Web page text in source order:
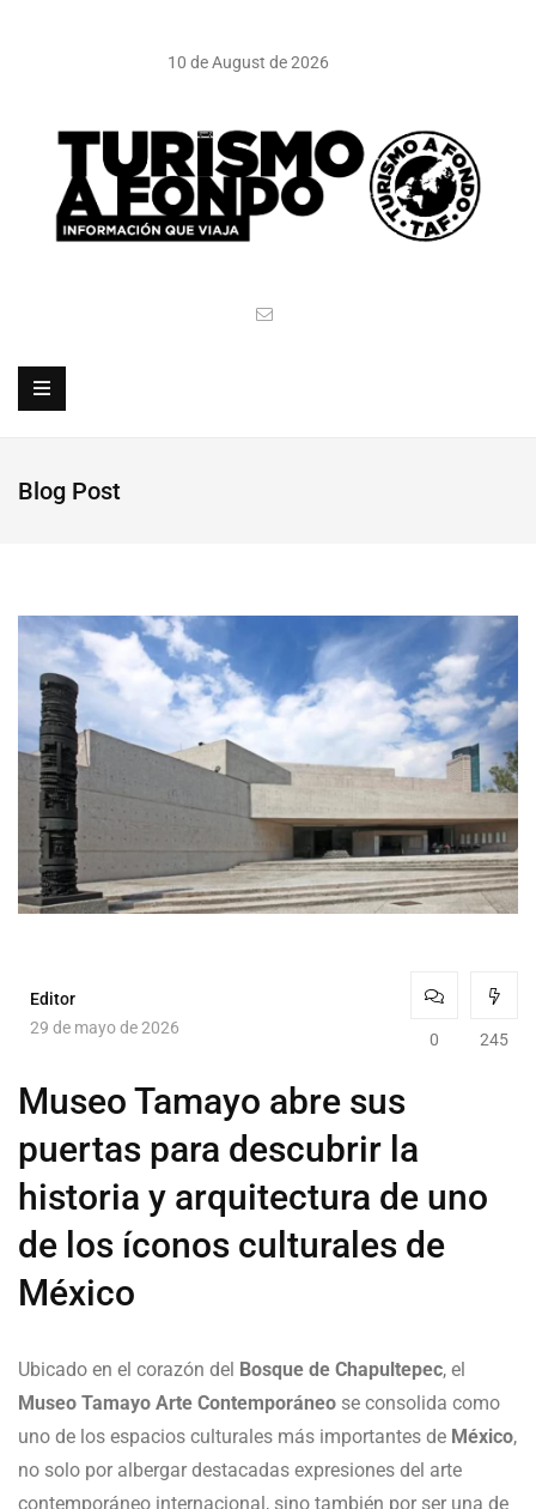
10 de August de 2026
Blog Post
Editor
29 de mayo de 2026
0 245
Museo Tamayo abre sus
puertas para descubrir la
historia y arquitectura de uno
de los íconos culturales de
México
Ubicado en el corazón del Bosque de Chapultepec, el
Museo Tamayo Arte Contemporáneo se consolida como
uno de los espacios culturales más importantes de México,
no solo por albergar destacadas expresiones del arte
contemporáneo internacional, sino también por ser una de